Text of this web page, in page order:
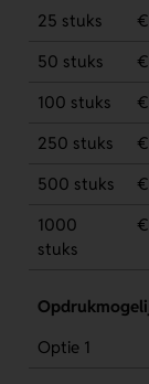
25 stuks
50 stuks
100 stuks
250 stuks
500 stuks
1000
stuks
Optie 1